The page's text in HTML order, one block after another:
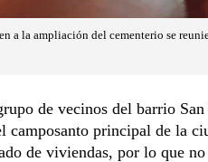
a la ampliación del cementerio se
de vecinos del barrio San
camposanto principal de la
de viviendas, por lo que